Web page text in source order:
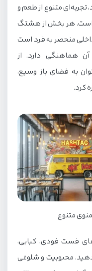
متنوع از طعم و
است. هر بخش از هشتگ
منحصر به فرد است
هماهنگی دارد. از
به فضای باز وسیع،
کرد.
متنوع
فست فودی، کبابی،
دهید. محبوبیت و شلوغی